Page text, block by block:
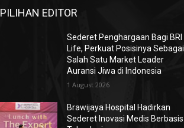
PILIHAN EDITOR
Sederet Penghargaan Bagi BRI
Life, Perkuat Posisinya Sebagai
Salah Satu Market Leader
Auransi Jiwa di Indonesia
1 August 2026
Brawijaya Hospital Hadirkan
Sederet Inovasi Medis Berbasis